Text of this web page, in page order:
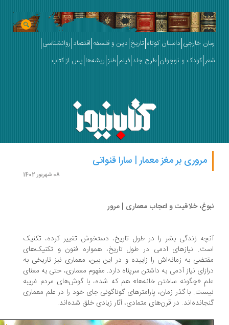
خارجی داستان کوتاه تاریخ دین و فلسفه اقتصاد روانشناسی
کودک و نوجوان طرح جلد فیلم طنز ریشه‌ها پس از کتاب
مروری بر مغز معمار | سارا قنواتی
خلاقیت و اعجاب معماری | مرور
زندگی بشر را در طول تاریخ، دستخوش تغییر کرده، تکنیک
نیازهای آدمی در طول تاریخ، همواره فنون و تکنیک‌های
به زمانه‌اش را زاییده و در این بین، معماری نیز تاریخی به
نیاز آدمی به داشتن سرپناه دارد. مفهوم معماری، حتی به معنای
«چگونه ساختن خانه‌ها» هم که شده، با گوش‌های مردم غریبه
با گذر زمان، پارامترهای گوناگونی جای خود را در علم معماری
در قرن‌های متمادی، آثار زیادی خلق شده‌اند.